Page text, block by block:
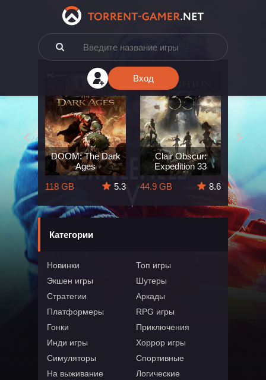
Вход
The
5.7
DOOM: The Dark
Ages
118 GB
5.3
Clair Obscur:
Expedition 33
44.9 GB
8.6
164 GB
Категории
Новинки
Топ игры
Экшен игры
Шутеры
Стратегии
Аркады
Платформеры
RPG игры
Гонки
Приключения
Инди игры
Хоррор игры
Симуляторы
Спортивные
На выживание
Логические